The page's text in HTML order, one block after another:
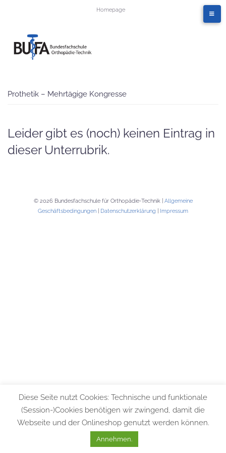
Homepage
Prothetik – Mehrtägige Kongresse
Leider gibt es (noch) keinen Eintrag in
dieser Unterrubrik.
© 2026 Bundesfachschule für Orthopädie-Technik | Allgemeine
Geschäftsbedingungen
Datenschutzerklärung Impressum
Diese Seite nutzt Cookies: Technische und funktionale
(Session-)Cookies benötigen wir zwingend, damit die
Webseite und der Onlineshop genutzt werden können.
Annehmen.